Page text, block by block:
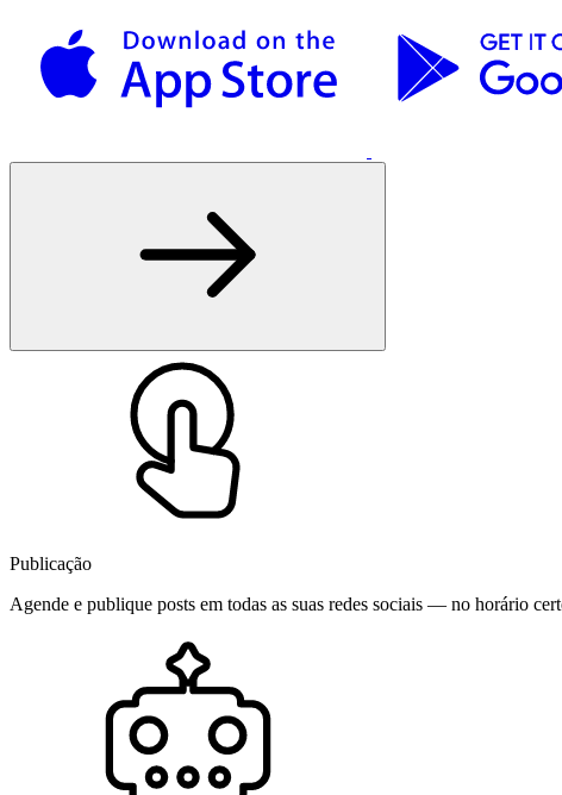
Publicação
Agende e publique posts em todas as suas redes sociais — no horário